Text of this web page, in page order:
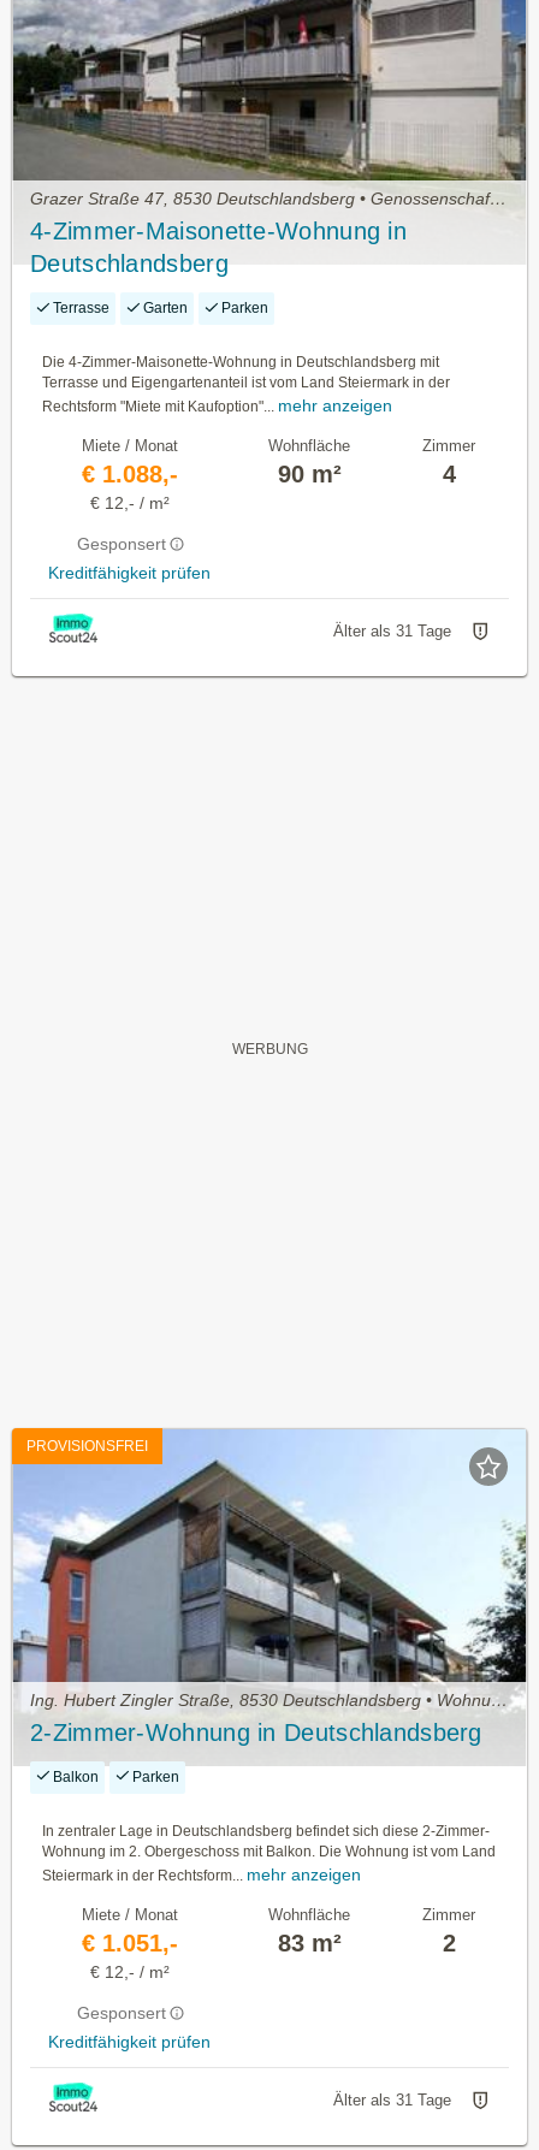
Grazer Straße 47, 8530 Deutschlandsberg • Genossenschaftswohnung
4-Zimmer-Maisonette-Wohnung in
Deutschlandsberg
Terrasse Garten Parken
Die 4-Zimmer-Maisonette-Wohnung in Deutschlandsberg mit
Terrasse und Eigengartenanteil ist vom Land Steiermark in der
Rechtsform "Miete mit Kaufoption"... mehr anzeigen
Miete / Monat
€ 1.088,-
€ 12,- / m²
Gesponsert
Kreditfähigkeit prüfen
Wohnfläche
90 m²
Zimmer
4
Älter als 31 Tage
PROVISIONSFREI
Ing. Hubert Zingler Straße, 8530 Deutschlandsberg • Wohnung mieten
2-Zimmer-Wohnung in Deutschlandsberg
Balkon Parken
In zentraler Lage in Deutschlandsberg befindet sich diese 2-Zimmer-
Wohnung im 2. Obergeschoss mit Balkon. Die Wohnung ist vom Land
Steiermark in der Rechtsform...
mehr anzeigen
Miete / Monat
€ 1.051,-
€ 12,- / m²
Gesponsert
Kreditfähigkeit prüfen
Wohnfläche
83 m²
Zimmer
2
Älter als 31 Tage